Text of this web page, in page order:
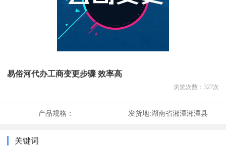
易俗河代办工商变更步骤 效率高
浏览次数： 327次
产品规格： 发货地:湖南省湘潭湘潭县
关键词